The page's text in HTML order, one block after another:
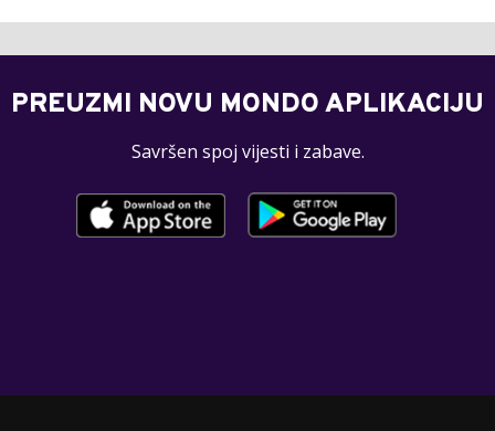
PREUZMI NOVU MONDO APLIKACIJU
Savršen spoj vijesti i zabave.